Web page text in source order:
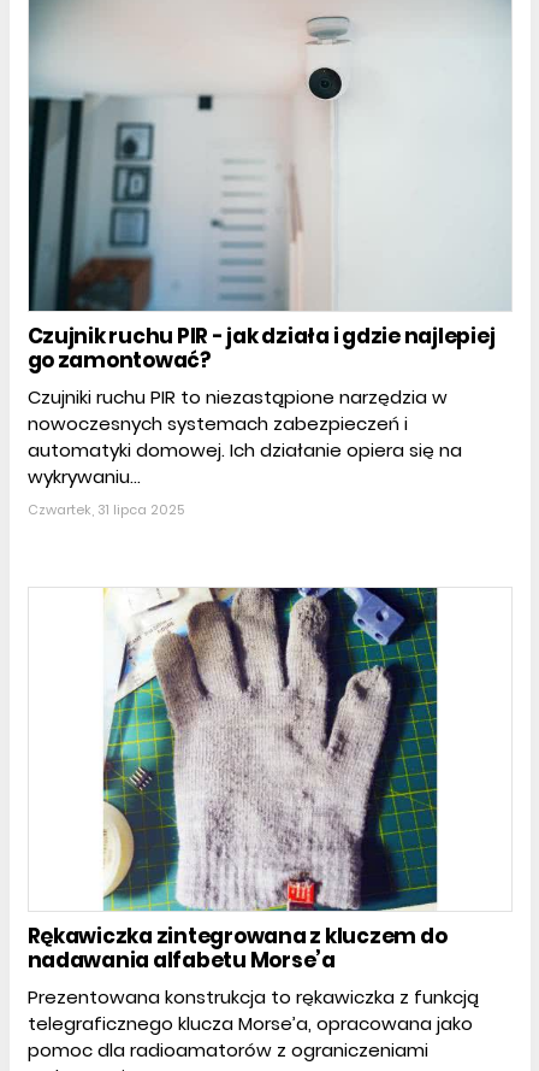
Czujnik ruchu PIR - jak działa i gdzie najlepiej
go zamontować?
Czujniki ruchu PIR to niezastąpione narzędzia w
nowoczesnych systemach zabezpieczeń i
automatyki domowej. Ich działanie opiera się na
wykrywaniu...
Czwartek, 31 lipca 2025
Rękawiczka zintegrowana z kluczem do
nadawania alfabetu Morse’a
Prezentowana konstrukcja to rękawiczka z funkcją
telegraficznego klucza Morse’a, opracowana jako
pomoc dla radioamatorów z ograniczeniami